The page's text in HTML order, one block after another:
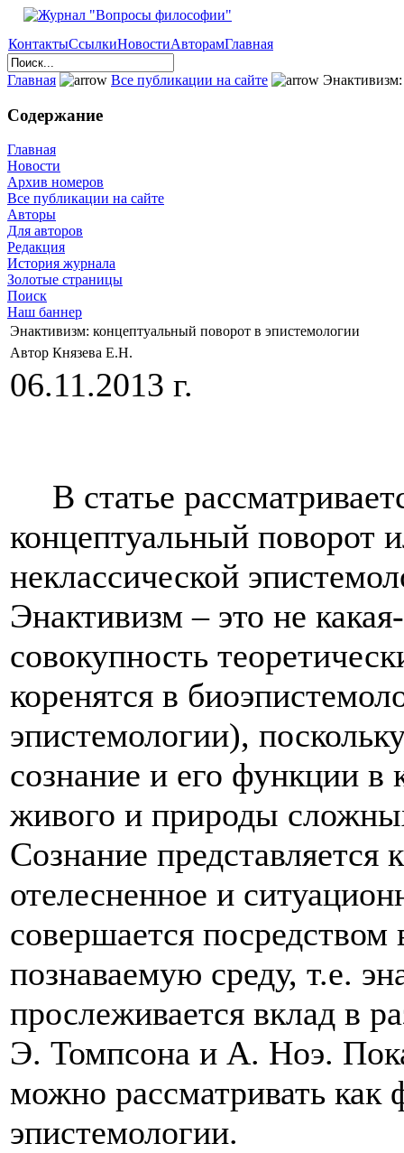
КонтактыСсылкиНовостиАвторамГлавная
Главная Все публикации на сайте
Содержание
Главная
Новости
Архив номеров
Все публикации на сайте
Авторы
Для авторов
Редакция
История журнала
Золотые страницы
Поиск
Наш баннер
Энактивизм: концептуальный поворот в эпистемологии
Автор Князева Е.Н.
06.11.2013 г.
В статье
концептуальный поворот
неклассической
Энактивизм – это не
совокупность
коренятся в
эпистемологии),
сознание и его функции в
живого и природы
Сознание представляется
отелесненное и
совершается
познаваемую среду, т.е.
прослеживается вклад в
Э. Томпсона и А. Ноэ.
можно рассматривать как
эпистемологии.